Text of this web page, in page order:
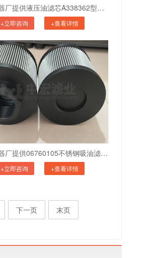
中宏滤清器厂提供液压油滤芯A338362型号尺寸
+立即咨询 +查看详情
中宏滤清器厂提供06760105不锈钢吸油滤芯尺寸
+立即咨询 +查看详情
下一页 末页